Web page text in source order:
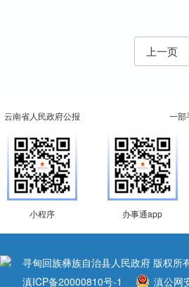
上一页
云南省人民政府公报
小程序
一部
办事通app
寻甸回族彝族自治县人民政府 版权所
滇ICP备20000810号-1
滇公网